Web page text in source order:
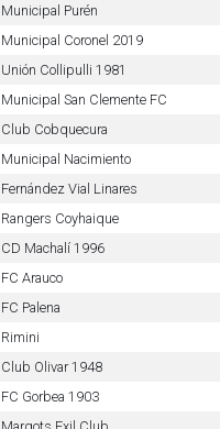
Municipal Purén
Municipal Coronel 2019
Unión Collipulli 1981
Municipal San Clemente FC
Club Cobquecura
Municipal Nacimiento
Fernández Vial Linares
Rangers Coyhaique
CD Machalí 1996
FC Arauco
FC Palena
Rimini
Club Olivar 1948
FC Gorbea 1903